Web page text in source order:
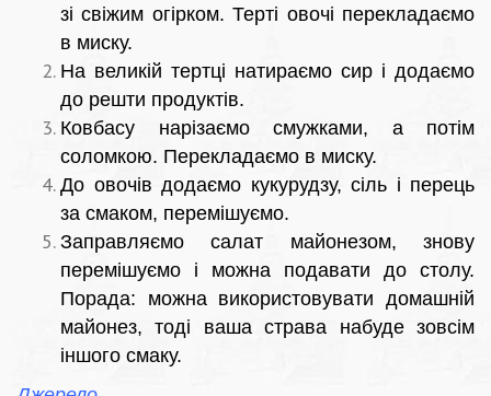
зі свіжим огірком. Терті овочі перекладаємо
в миску.
На великій тертці натираємо сир і додаємо
до решти продуктів.
Ковбасу нарізаємо смужками, а потім
соломкою. Перекладаємо в миску.
До овочів додаємо кукурудзу, сіль і перець
за смаком, перемішуємо.
Заправляємо салат майонезом, знову
перемішуємо і можна подавати до столу.
Порада: можна використовувати домашній
майонез, тоді ваша страва набуде зовсім
іншого смаку.